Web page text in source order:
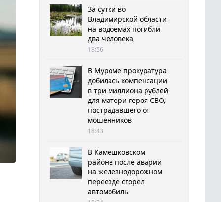
За сутки во
Владимирской области
на водоемах погибли
два человека
18:56
В Муроме прокуратура
добилась компенсации
в три миллиона рублей
для матери героя СВО,
пострадавшего от
мошенников
18:43
В Камешковском
районе после аварии
на железнодорожном
переезде сгорел
автомобиль